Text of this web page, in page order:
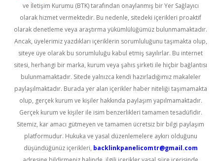
ve İletişim Kurumu (BTK) tarafından onaylanmış bir Yer Sağlayıcı
olarak hizmet vermektedir. Bu nedenle, sitedeki içerikleri proaktif
olarak denetleme veya araştırma yükümlülüğümüz bulunmamaktadır.
Ancak, üyelerimiz yazdıkları içeriklerin sorumluluğunu taşımakta olup,
siteye üye olarak bu sorumluluğu kabul etmiş sayılırlar. Bu internet
sitesi, herhangi bir marka, kurum veya şahıs şirketi ile hiçbir bağlantısı
bulunmamaktadır. Sitede yalnızca kendi hazırladığımız makaleler
paylaşılmaktadır. Burada yer alan içerikler haber niteliği taşımamakta
olup, gerçek kurum ve kişiler hakkında paylaşım yapılmamaktadır.
Gerçek kurum ve kişiler ile isim benzerlikleri tamamen tesadüfidir.
Sitemiz, kar amacı gütmeyen ve tamamen ücretsiz bir bilgi paylaşım
platformudur. Hukuka ve yasal düzenlemelere aykırı olduğunu
düşündüğünüz içerikleri, backlinkpanelicomtr@gmail.com